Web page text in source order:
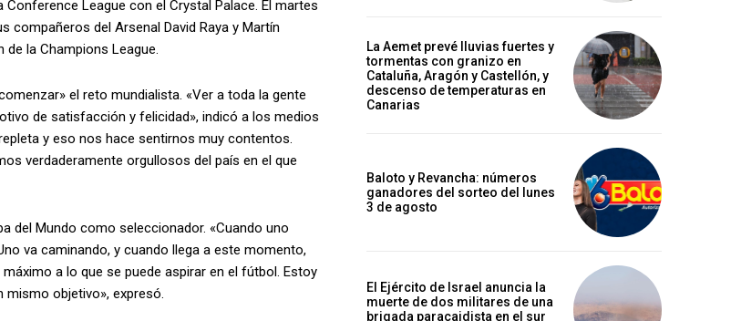
League con el Crystal Palace. El martes
compañeros del Arsenal David Raya y Martín
de la Champions League.
el reto mundialista. «Ver a toda la gente
de satisfacción y felicidad», indicó a los medios
y eso nos hace sentirnos muy contentos.
verdaderamente orgullosos del país en el que
del Mundo como seleccionador. «Cuando uno
va caminando, y cuando llega a este momento,
a lo que se puede aspirar en el fútbol. Estoy
mismo objetivo», expresó.
La Aemet prevé lluvias fuertes y
tormentas con granizo en
Cataluña, Aragón y Castellón, y
descenso de temperaturas en
Canarias
Baloto y Revancha: números
ganadores del sorteo del lunes
3 de agosto
El Ejército de Israel anuncia la
muerte de dos militares de una
brigada paracaidista en el sur